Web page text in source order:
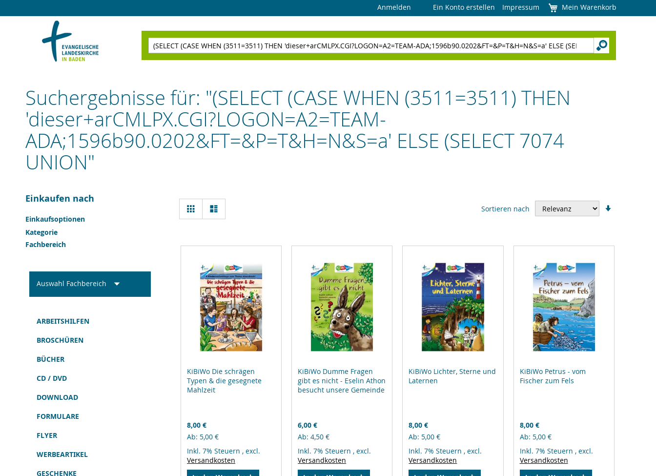
Anmelden Ein Konto erstellen Impressum Mein Warenkorb
Suchen
Suchergebnisse für: "(SELECT (CASE WHEN (3511=3511) THEN
'dieser+arCMLPX.CGI?LOGON=A2=TEAM-
ADA;1596b90.0202&FT=&P=T&H=N&S=a' ELSE (SELECT 7074
UNION"
Ansicht
als
Raster Sortieren nach
KiBiWo Die schrägen
Typen & die gesegnete
Mahlzeit
8,00 €
Ab 5,00 €
Inkl. 7% Steuern , excl.
Versandkosten
KiBiWo Dumme Fragen
gibt es nicht - Eselin Athon
besucht unsere Gemeinde
6,00 €
Ab 4,50 €
Inkl. 7% Steuern ,excl.
Versandkosten
KiBiWo Lichter, Sterne und
Laternen
8,00 €
Ab 5,00 €
Inkl. 7% Steuern ,excl.
Versandkosten
KiBiWo Petrus - vom
Fischer zum Fels
8,00 €
Ab 5,00 €
Inkl. 7% Steuern , excl.
Versandkosten
Einkaufen nach
Einkaufsoptionen
Kategorie
Fachbereich
Auswahl Fachbereich
ARBEITSHILFEN
BROSCHÜREN
BÜCHER
CD / DVD
DOWNLOAD
FORMULARE
FLYER
WERBEARTIKEL
GESCHENKE